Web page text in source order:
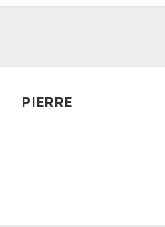
PIERRE